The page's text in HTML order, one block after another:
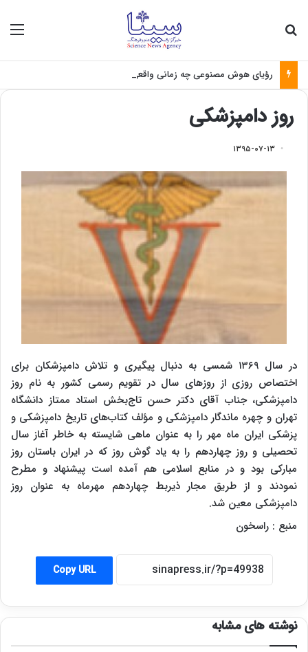
رؤیای هوش مصنوعی چه زمانی واقعی می‌شود؟
روز دامپزشکی
۱۳۹۵-۰۷-۱۳
در سال ۱۳۶۹ شمسی به دنبال پیگیری و تلاش دامپزشکان برای
اختصاص روزی از روزهای سال در تقویم رسمی کشور به نام روز
دامپزشکی، جناب آقای دکتر حسن تاج‌بخش استاد ممتاز دانشگاه
تهران و چهره‌ ماندگار دامپزشکی و مؤلف کتاب‌های تاریخ دامپزشکی و
پزشکی ایران ماه مهر را به عنوان ماهی شایسته به خاطر آغاز سال
تحصیلی و روز چهاردهم را به یاد گوش روز که در ایران باستان روز
مبارکی بود و در منابع اسلامی هم آمده است پیشنهاد و مطرح
نمودند و از طریق مجار ذیربط چهاردهم مهرماه به عنوان روز
دامپزشکی معین شد.
منبع : راسخون
Copy URL
نوشته های مشابه